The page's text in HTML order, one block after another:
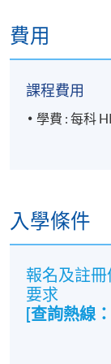
England and
請者，並且對
目的學位持有
SQE2。
法學知識已經
Bar training
如果你想成為
費用
課程費用
學費 : 每科
入學條件
報名及註
要求
[查詢熱線